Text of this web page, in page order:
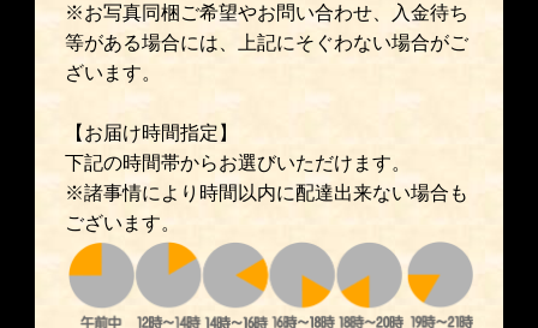
※お写真同梱ご希望やお問い合わせ、入金待ち
等がある場合には、上記にそぐわない場合がご
ざいます。
【お届け時間指定】
下記の時間帯からお選びいただけます。
※諸事情により時間以内に配達出来ない場合も
ございます。